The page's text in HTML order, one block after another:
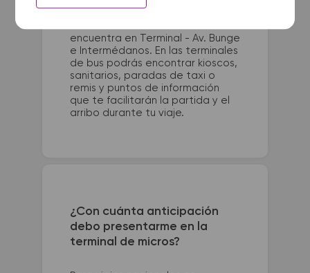
encuentra en Terminal - Av. Bunge
e Intermédanos. En las terminales
de bus podrás encontrar kioscos,
sanitarios, paradas de taxi o
remis y puntos de información
que te facilitarán la partida y el
arribo durante tu viaje.
¿Con cuánta anticipación
debo presentarme en la
terminal de micros?